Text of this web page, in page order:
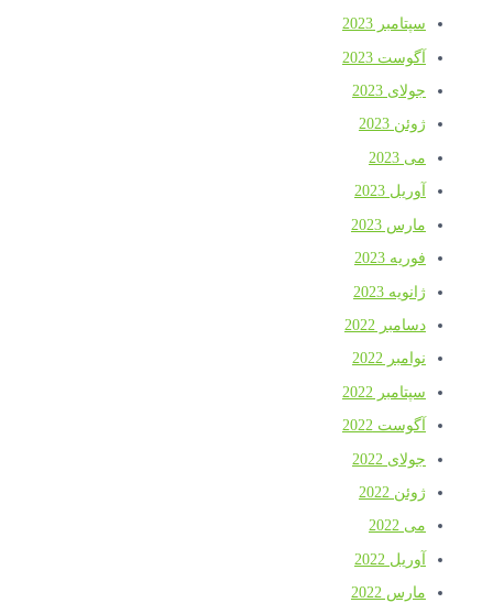
سپتامبر 2023
آگوست 2023
جولای 2023
ژوئن 2023
می 2023
آوریل 2023
مارس 2023
فوریه 2023
ژانویه 2023
دسامبر 2022
نوامبر 2022
سپتامبر 2022
آگوست 2022
جولای 2022
ژوئن 2022
می 2022
آوریل 2022
مارس 2022